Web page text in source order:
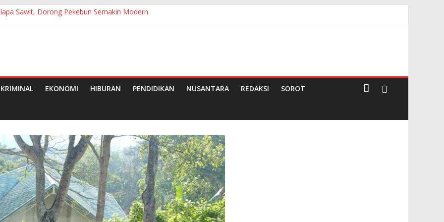
Sawit, Dorong Pekebun Semakin Modern
Ke-25
Bupati Tanjab Barat Ajak Generasi Muda Wujudkan Dasa Darma
Tahun 2026 di Medan
EKONOMI HIBURAN PENDIDIKAN NUSANTARA REDAKSI SOROT